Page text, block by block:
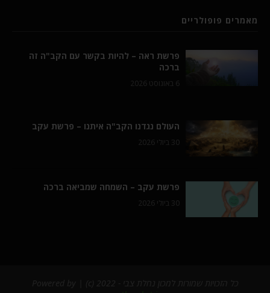
מאמרים פופולריים
פרשת ראה – להיות בקשר עם הקב"ה זה
ברכה
6 באוגוסט 2026
העולם נגדנו הקב"ה איתנו – פרשת עקב
30 ביולי 2026
פרשת עקב – השמחה שמביאה ברכה
30 ביולי 2026